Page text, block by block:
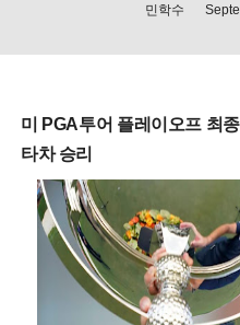
민학수
미 PGA투어 플레이오프 최
타차 승리